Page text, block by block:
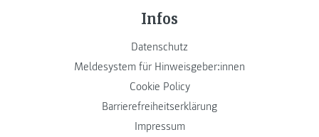
Infos
Datenschutz
Meldesystem für Hinweisgeber:innen
Cookie Policy
Barrierefreiheitserklärung
Impressum